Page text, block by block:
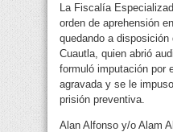
La Fiscalía
orden de aprehensión
quedando a
Cuautla, quien abrió
formuló imputación por
agravada y se le
prisión preventiva.
Alan Alfonso y/o Alam